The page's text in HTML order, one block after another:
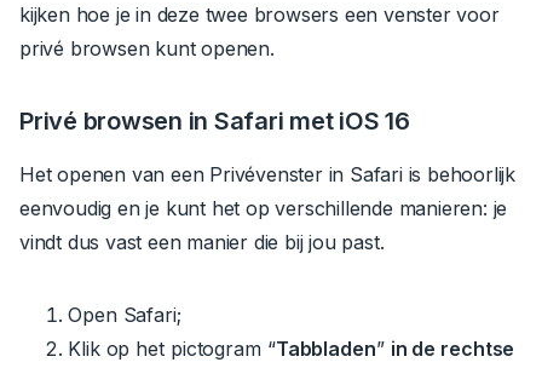
kijken hoe je in deze twee browsers een venster voor
privé browsen kunt openen.
Privé browsen in Safari met iOS 16
Het openen van een Privévenster in Safari is behoorlijk
eenvoudig en je kunt het op verschillende manieren: je
vindt dus vast een manier die bij jou past.
Open Safari;
Klik op het pictogram “Tabbladen” in de rechtse